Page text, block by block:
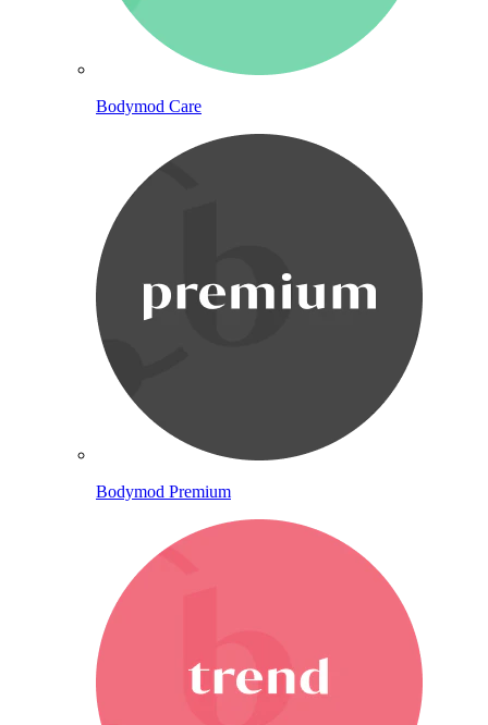
Bodymod Care
Bodymod Premium